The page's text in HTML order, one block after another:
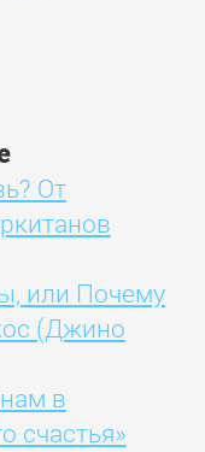
От
или Почему
(Джино
в
счастья»